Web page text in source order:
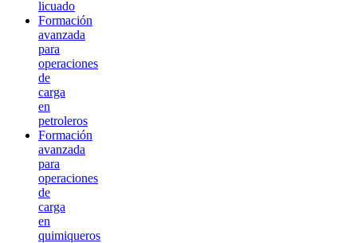
licuado
Formación
avanzada
para
operaciones
de
carga
en
petroleros
Formación
avanzada
para
operaciones
de
carga
en
quimiqueros